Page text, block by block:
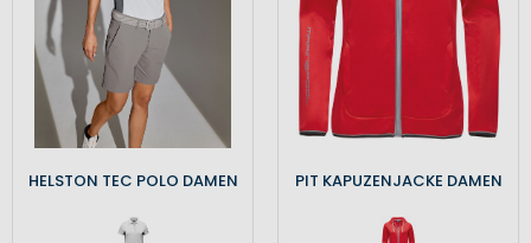
HELSTON TEC POLO DAMEN PIT KAPUZENJACKE DAMEN